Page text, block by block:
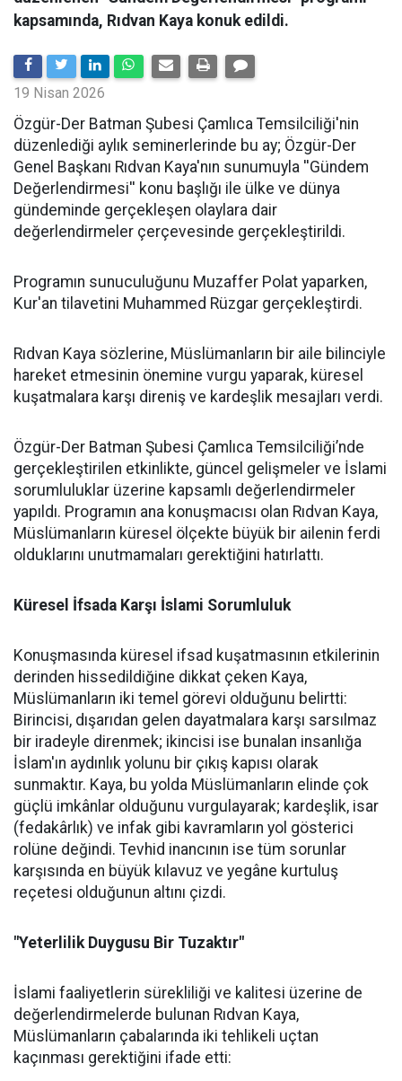
kapsamında, Rıdvan Kaya konuk edildi.
19 Nisan 2026
​Özgür-Der Batman Şubesi Çamlıca Temsilciliği'nin
düzenlediği aylık seminerlerinde bu ay; Özgür-Der
Genel Başkanı Rıdvan Kaya'nın sunumuyla ''Gündem
Değerlendirmesi'' konu başlığı ile ülke ve dünya
gündeminde gerçekleşen olaylara dair
değerlendirmeler çerçevesinde gerçekleştirildi.
Programın sunuculuğunu Muzaffer Polat yaparken,
Kur'an tilavetini Muhammed Rüzgar gerçekleştirdi.
Rıdvan Kaya sözlerine, Müslümanların bir aile bilinciyle
hareket etmesinin önemine vurgu yaparak, küresel
kuşatmalara karşı direniş ve kardeşlik mesajları verdi.
Özgür-Der Batman Şubesi Çamlıca Temsilciliği’nde
gerçekleştirilen etkinlikte, güncel gelişmeler ve İslami
sorumluluklar üzerine kapsamlı değerlendirmeler
yapıldı. Programın ana konuşmacısı olan Rıdvan Kaya,
Müslümanların küresel ölçekte büyük bir ailenin ferdi
olduklarını unutmamaları gerektiğini hatırlattı.
Küresel İfsada Karşı İslami Sorumluluk
Konuşmasında küresel ifsad kuşatmasının etkilerinin
derinden hissedildiğine dikkat çeken Kaya,
Müslümanların iki temel görevi olduğunu belirtti:
Birincisi, dışarıdan gelen dayatmalara karşı sarsılmaz
bir iradeyle direnmek; ikincisi ise bunalan insanlığa
İslam'ın aydınlık yolunu bir çıkış kapısı olarak
sunmaktır. Kaya, bu yolda Müslümanların elinde çok
güçlü imkânlar olduğunu vurgulayarak; kardeşlik, isar
(fedakârlık) ve infak gibi kavramların yol gösterici
rolüne değindi. Tevhid inancının ise tüm sorunlar
karşısında en büyük kılavuz ve yegâne kurtuluş
reçetesi olduğunun altını çizdi.
"Yeterlilik Duygusu Bir Tuzaktır"
İslami faaliyetlerin sürekliliği ve kalitesi üzerine de
değerlendirmelerde bulunan Rıdvan Kaya,
Müslümanların çabalarında iki tehlikeli uçtan
kaçınması gerektiğini ifade etti: